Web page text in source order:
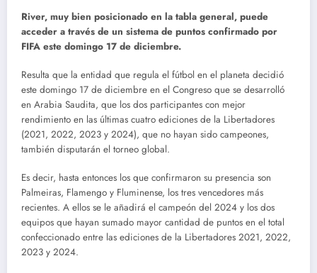
River, muy bien posicionado en la tabla general, puede
acceder a través de un sistema de puntos confirmado por
FIFA este domingo 17 de diciembre.
Resulta que la entidad que regula el fútbol en el planeta decidió
este domingo 17 de diciembre en el Congreso que se desarrolló
en Arabia Saudita, que los dos participantes con mejor
rendimiento en las últimas cuatro ediciones de la Libertadores
(2021, 2022, 2023 y 2024), que no hayan sido campeones,
también disputarán el torneo global.
Es decir, hasta entonces los que confirmaron su presencia son
Palmeiras, Flamengo y Fluminense, los tres vencedores más
recientes. A ellos se le añadirá el campeón del 2024 y los dos
equipos que hayan sumado mayor cantidad de puntos en el total
confeccionado entre las ediciones de la Libertadores 2021, 2022,
2023 y 2024.